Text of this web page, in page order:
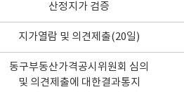
산정지가 검증
지가열람 및 의견제출(20일)
동구부동산가격공시위원회 심의
및 의견제출에 대한결과통지